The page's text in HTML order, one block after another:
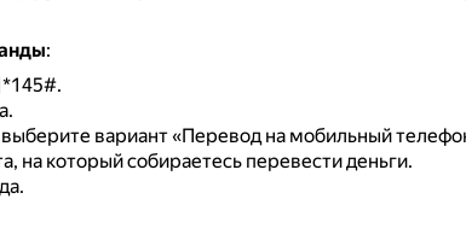
:
вариант «Перевод на мобильный
на который собираетесь перевести деньги.